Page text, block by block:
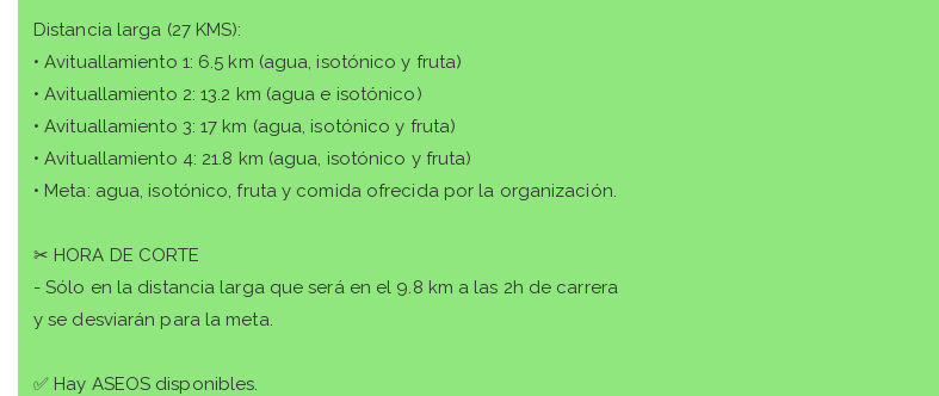
Distancia larga (27 KMS):
• Avituallamiento 1: 6.5 km (agua, isotónico y fruta)
• Avituallamiento 2: 13.2 km (agua e isotónico)
• Avituallamiento 3: 17 km (agua, isotónico y fruta)
• Avituallamiento 4: 21.8 km (agua, isotónico y fruta)
• Meta: agua, isotónico, fruta y comida ofrecida por la organización.
✂ HORA DE CORTE
- Sólo en la distancia larga que será en el 9.8 km a las 2h de carrera
y se desviarán para la meta.
✅ Hay ASEOS disponibles.